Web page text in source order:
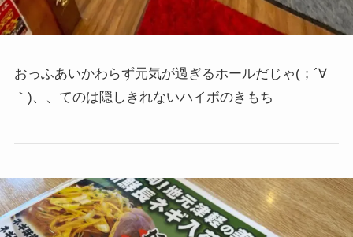
おっふあいかわらず元気が過ぎるホールだじゃ(；´∀
｀)、、てのは隠しきれないハイボのきもち